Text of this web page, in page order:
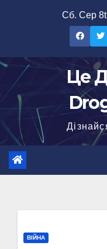
Сб. Сер
Це
ВІЙНА